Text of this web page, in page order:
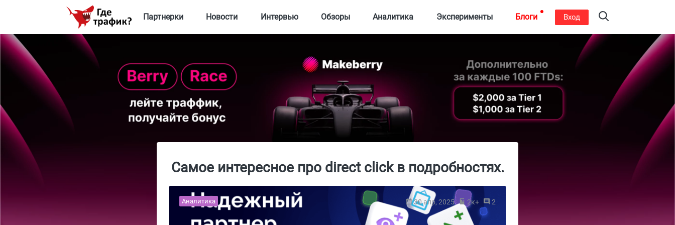
Партнерки Новости Интервью Обзоры Аналитика Эксперименты Блоги Вход
Самое интересное про direct click в подробностях.
Аналитика 30 апр, 2025 2к+ 2